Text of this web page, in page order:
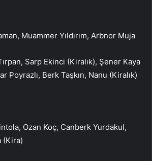
Muammer Yıldırım, Arbnor Muja
Sarp Ekinci (Kiralık), Şener Kaya
Poyrazlı, Berk Taşkın, Nanu (Kiralık)
Ozan Koç, Canberk Yurdakul,
(Kira)